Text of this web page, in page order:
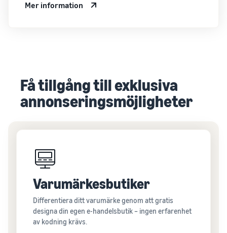
Mer information
Få tillgång till exklusiva
annonseringsmöjligheter
Varumärkesbutiker
Differentiera ditt varumärke genom att gratis
designa din egen e-handelsbutik – ingen erfarenhet
av kodning krävs.